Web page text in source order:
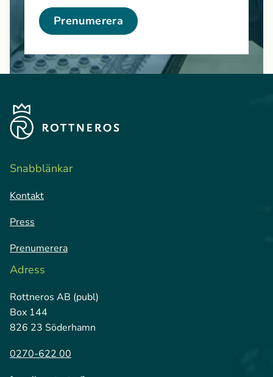
Prenumerera
Snabblänkar
Kontakt
Press
Prenumerera
Adress
Rottneros AB (publ)
Box 144
826 23 Söderhamn
0270-622 00